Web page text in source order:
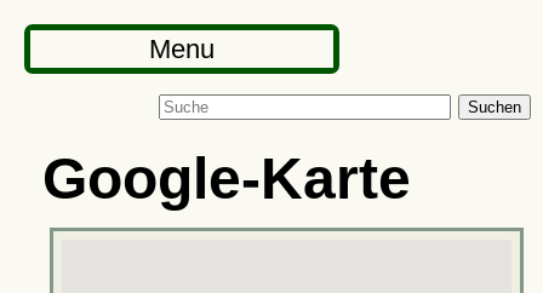
Menu
Suchen
Google-Karte